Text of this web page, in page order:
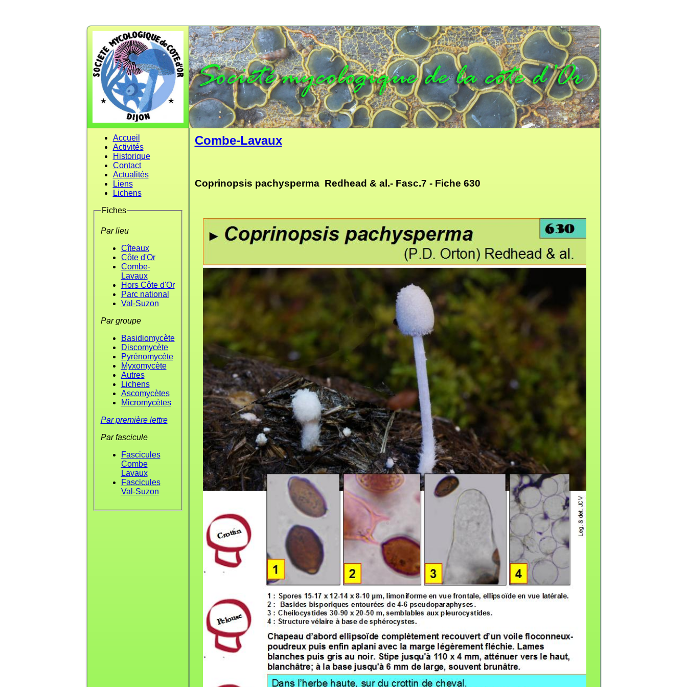
Accueil
Activités
Historique
Contact
Actualités
Liens
Lichens
Fiches
Par lieu
Cîteaux
Côte d'Or
Combe-
Lavaux
Hors Côte d'Or
Parc national
Val-Suzon
Par groupe
Basidiomycète
Discomycète
Pyrénomycète
Myxomycète
Autres
Lichens
Ascomycètes
Micromycètes
Par première lettre
Par fascicule
Fascicules
Combe
Lavaux
Fascicules
Val-Suzon
Combe-Lavaux
Coprinopsis pachysperma Redhead & al.- Fasc.7 - Fiche 630